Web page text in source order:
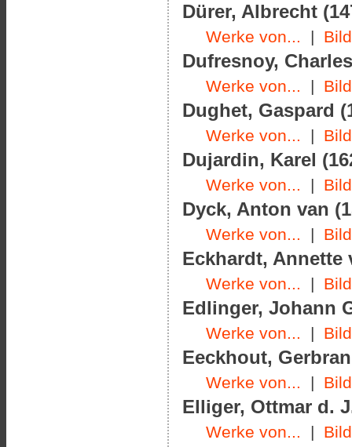
Dürer, Albrecht
Werke von... |
Dufresnoy,
Werke von... |
Dughet, Gaspard
Werke von... |
Dujardin, Karel
Werke von... |
Dyck, Anton van
Werke von... |
Eckhardt, Annette
Werke von... |
Edlinger, Johann
Werke von... |
Eeckhout,
Werke von... |
Elliger, Ottmar d.
Werke von... |